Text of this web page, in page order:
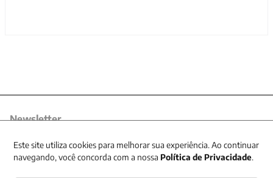
Newsletter
Receba nossas promoções
Este site utiliza cookies para melhorar sua experiência. Ao continuar
navegando, você concorda com a nossa Política de Privacidade.